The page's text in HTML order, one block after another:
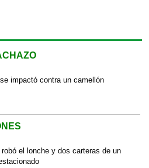
impactó contra un camellón
robó el lonche y dos carteras de un